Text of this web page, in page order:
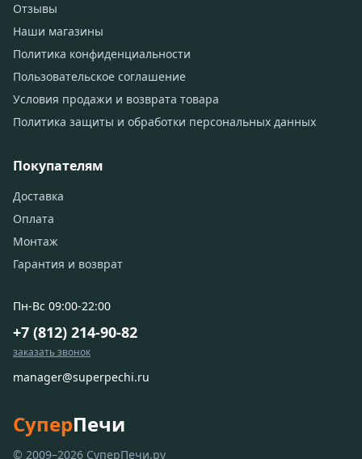
Отзывы
Наши магазины
Политика конфиденциальности
Пользовательское соглашение
Условия продажи и возврата товара
Политика защиты и обработки персональных данных
Покупателям
Доставка
Оплата
Монтаж
Гарантия и возврат
Пн-Вс 09:00-22:00
+7 (812) 214-90-82
заказать звонок
manager@superpechi.ru
СуперПечи
© 2009–2026 СуперПечи.ру